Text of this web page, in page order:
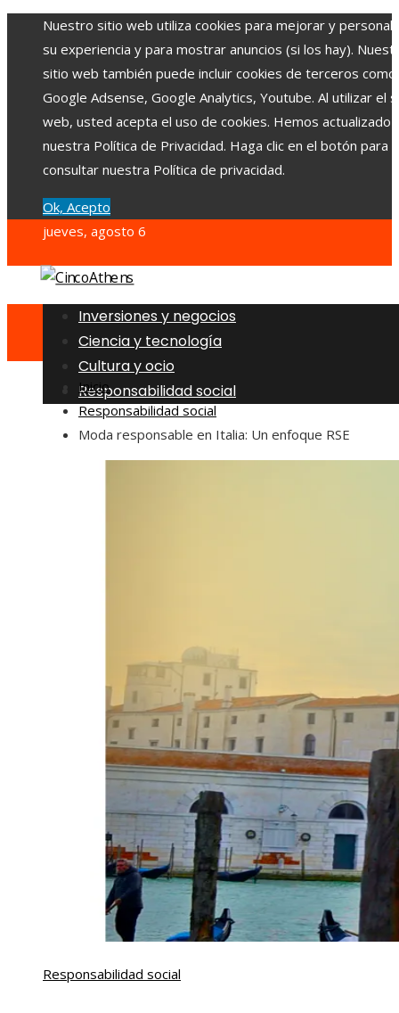
Nuestro sitio web utiliza cookies para mejorar y
su experiencia y para mostrar anuncios (si los hay).
sitio web también puede incluir cookies de terceros como
Google Adsense, Google Analytics, Youtube. Al utilizar el
web, usted acepta el uso de cookies. Hemos actualizado
nuestra Política de Privacidad. Haga clic en el botón para
consultar nuestra Política de privacidad.
Ok, Acepto
jueves, agosto 6
Inversiones y negocios
Ciencia y tecnología
Cultura y ocio
Responsabilidad social
Inicio
Responsabilidad social
Moda responsable en Italia: Un enfoque RSE
Responsabilidad social